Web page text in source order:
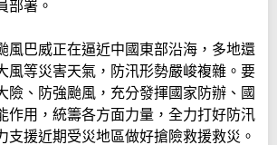
部署。
風巴威正在逼近中國東部沿海，多地還
風等災害天氣，防汛形勢嚴峻複雜。要
險、防強颱風，充分發揮國家防辦、國
作用，統籌各方面力量，全力打好防汛
支援近期受災地區做好搶險救援救災。